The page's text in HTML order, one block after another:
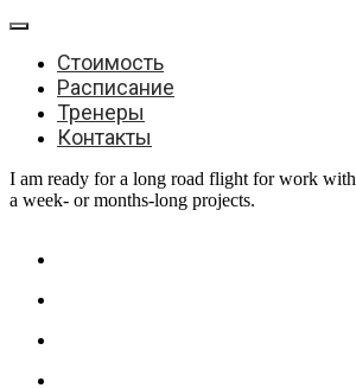
Стоимость
Расписание
Тренеры
Контакты
I am ready for a long road flight for work with
a week- or months-long projects.